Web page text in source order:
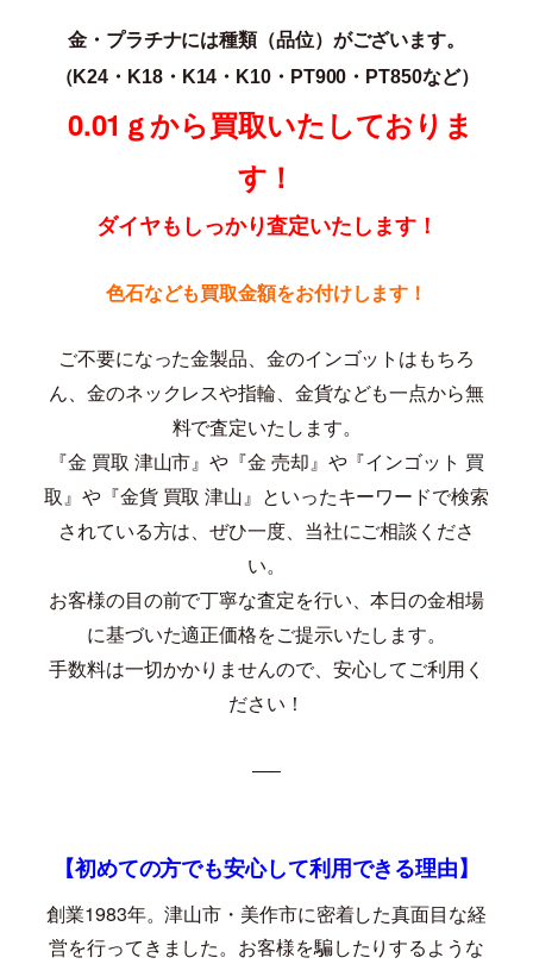
金・プラチナには種類（品位）がございます。
（K24・K18・K14・K10・PT900・PT850など）
0.01ｇから買取いたしておりま
す！
ダイヤもしっかり査定いたします！
色石なども買取金額をお付けします！
ご不要になった金製品、金のインゴットはもちろ
ん、金のネックレスや指輪、金貨なども一点から無
料で査定いたします。
『金 買取 津山市』や『金 売却』や『インゴット 買
取』や『金貨 買取 津山』といったキーワードで検索
されている方は、ぜひ一度、当社にご相談くださ
い。
お客様の目の前で丁寧な査定を行い、本日の金相場
に基づいた適正価格をご提示いたします。
手数料は一切かかりませんので、安心してご利用く
ださい！
—–
【初めての方でも安心して利用できる理由】
創業1983年。津山市・美作市に密着した真面目な経
営を行ってきました。お客様を騙したりするような